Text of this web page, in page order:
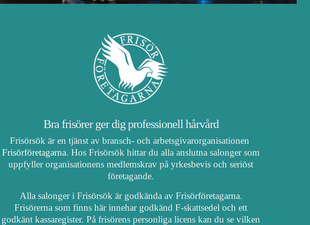
Bra frisörer ger dig professionell hårvård
Frisörsök är en tjänst av bransch- och arbetsgivarorganisationen
Frisörföretagarna. Hos Frisörsök hittar du alla anslutna salonger som
uppfyller organisationens medlemskrav på yrkesbevis och seriöst
företagande.
Alla salonger i Frisörsök är godkända av Frisörföretagarna.
Frisörerna som finns här innehar godkänd F-skattsedel och ett
godkänt kassaregister. På frisörens personliga licens kan du se vilken